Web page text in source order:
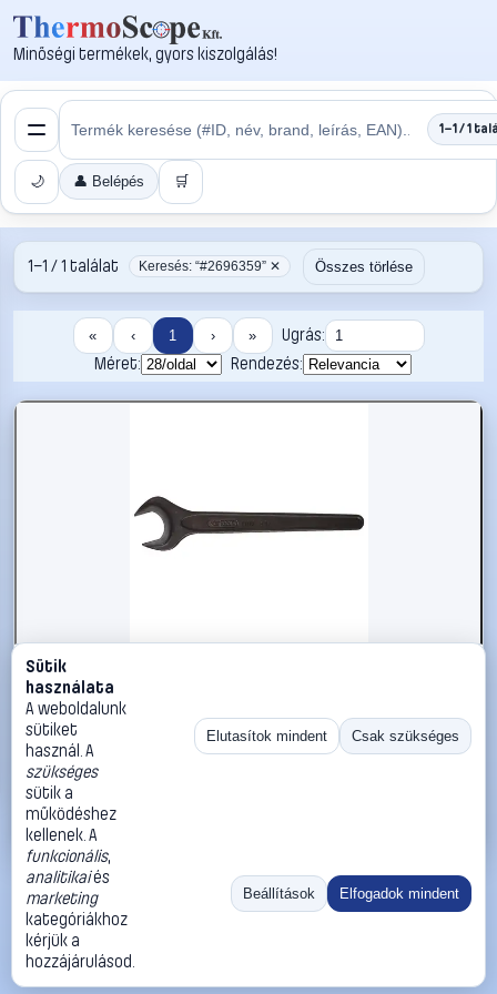
Minőségi termékek, gyors kiszolgálás!
1–1 / 1
🌙 👤 Belépés 🛒
1–1 / 1 találat Keresés: “#2696359” ✕ Összes törlése
« ‹ 1 › »
Ugrás:
Méret:
Rendezés:
#2696359
KS Tools 5172519 517.2519 Egyvillás kulcs Kulcsszélesség
(metrikus) 19 mm
KS Tools Egyoldalas villáskulcsok
3 190 Ft
Kosárba
«
Ugrás:
Méret:
Rendezés:
©2026
ThermoScope
ÁSZF
Cégbemutató
Sütik
használata
A weboldalunk
sütiket
használ. A
szükséges
sütik a
működéshez
kellenek. A
funkcionális,
analitikaiés
marketing
kategóriákhoz
kérjük a
hozzájárulásod.
Elutasítok mindent Csak szükséges
Beállítások Elfogadok mindent